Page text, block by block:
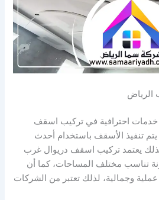
الرياض
احترافية في تركيب اسقف
تنفيذ الأسقف باستخدام أحدث
كذلك يعتمد تركيب اسقف دريوال غرب
تناسب مختلف المساحات، كما أن
وجمالية، لذلك تعتبر من الشركات